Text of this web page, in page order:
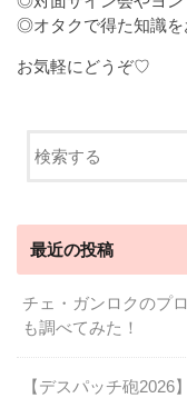
◎オタクで得た知識を
お気軽にどうぞ♡
最近の投稿
チェ・ガンロクのプ
も調べてみた！
【デスパッチ砲2026